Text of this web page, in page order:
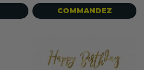
COMMANDEZ